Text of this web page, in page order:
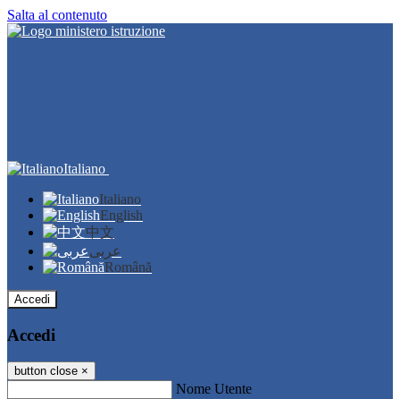
Salta al contenuto
Italiano
Italiano
English
中文
عربى
Română
Accedi
Accedi
button close ×
Nome Utente